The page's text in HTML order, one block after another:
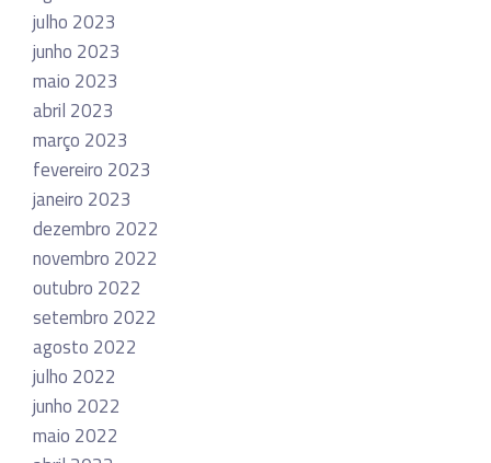
julho 2023
junho 2023
maio 2023
abril 2023
março 2023
fevereiro 2023
janeiro 2023
dezembro 2022
novembro 2022
outubro 2022
setembro 2022
agosto 2022
julho 2022
junho 2022
maio 2022